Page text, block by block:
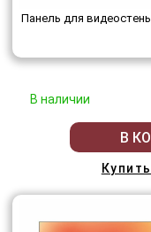
Панель для
В наличии
В